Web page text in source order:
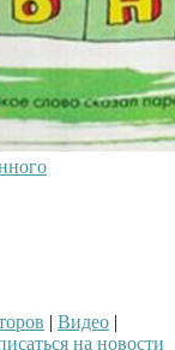
| Видео |
на новости